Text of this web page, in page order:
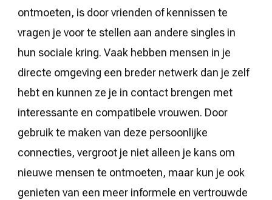
ontmoeten, is door vrienden of kennissen te
vragen je voor te stellen aan andere singles in
hun sociale kring. Vaak hebben mensen in je
directe omgeving een breder netwerk dan je zelf
hebt en kunnen ze je in contact brengen met
interessante en compatibele vrouwen. Door
gebruik te maken van deze persoonlijke
connecties, vergroot je niet alleen je kans om
nieuwe mensen te ontmoeten, maar kun je ook
genieten van een meer informele en vertrouwde